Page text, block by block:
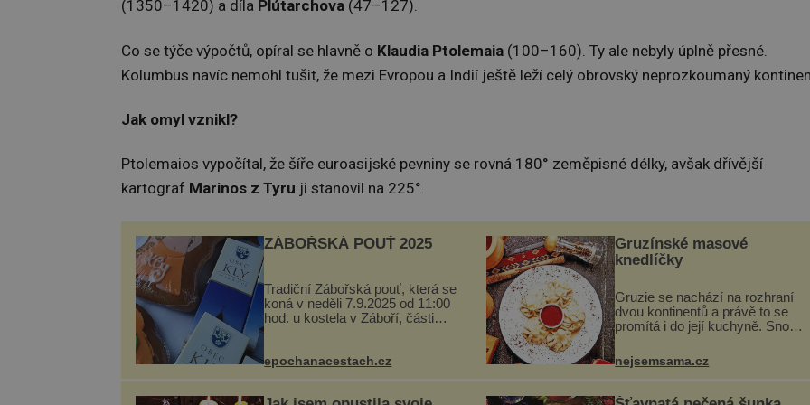
(1350–1420) a díla Plútarchova (47–127).
Co se týče výpočtů, opíral se hlavně o Klaudia Ptolemaia (100–160). Ty ale nebyly úplně přesné.
Kolumbus navíc nemohl tušit, že mezi Evropou a Indií ještě leží celý obrovský neprozkoumaný
Jak omyl vznikl?
Ptolemaios vypočítal, že šíře euroasijské pevniny se rovná 180° zeměpisné délky, avšak dřívější
kartograf Marinos z Tyru ji stanovil na 225°.
ZÁBOŘSKÁ POUŤ 2025
Tradiční Zábořská pouť, která se
koná v neděli 7.9.2025 od 11:00
hod. u kostela v Záboří, části
prohlídku kostela, dobovou
hudbu, řemesla, atrakce...
epochanacestach.cz
Gruzínské masové
knedlíčky
Gruzie se nachází na rozhraní
dvou kontinentů a právě to se
promítá i do její kuchyně. Snoubí
a díky tomu vznikají rozmanité a
chuťově bohaté pokrmy, které
rozhodně st...
nejsemsama.cz